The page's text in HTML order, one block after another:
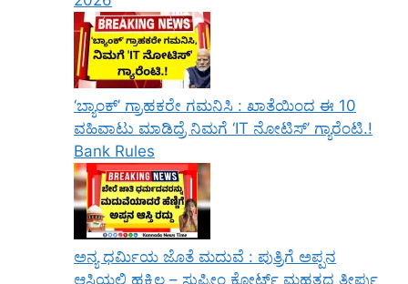
‘ಬ್ಯಾಂಕ್’ ಗ್ರಾಹಕರೇ ಗಮನಿಸಿ : ಖಾತೆಯಿಂದ ಈ 10
ವಹಿವಾಟು ಮಾಡಿದ್ರೆ ನಿಮಗೆ ‘IT ನೋಟಿಸ್’ ಗ್ಯಾರೆಂಟಿ.!
Bank Rules
ಅನ್ಯ ಧರ್ಮಿಯ ಜೊತೆ ಮದುವೆ : ಪುತ್ರಿಗೆ ಅಪ್ಪನ
ಆಸ್ತಿಯಲ್ಲಿ ಹಕ್ಕಿಲ್ಲ – ಸುಪ್ರೀಂ ಕೋರ್ಟ್ ಮಹತ್ವದ ತೀರ್ಪು